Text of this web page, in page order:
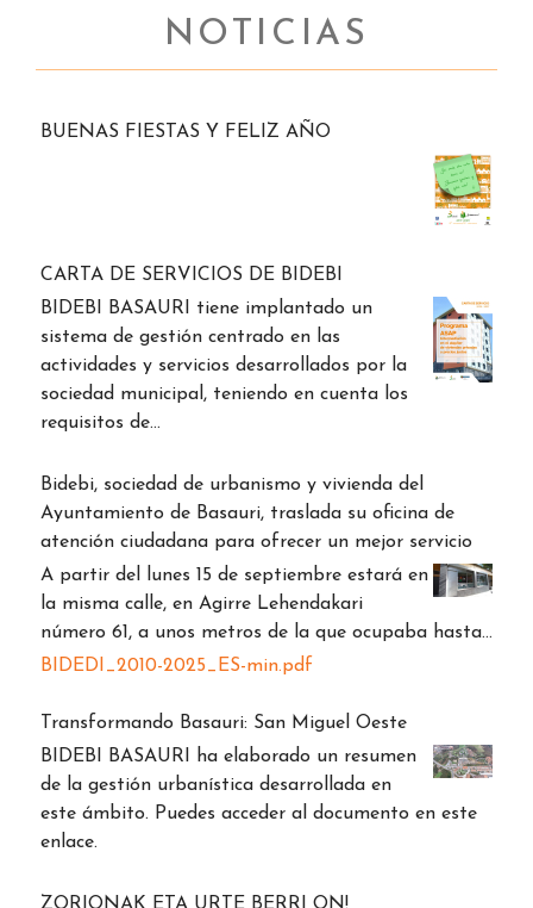
NOTICIAS
BUENAS FIESTAS Y FELIZ AÑO
CARTA DE SERVICIOS DE BIDEBI
BIDEBI BASAURI tiene implantado un
sistema de gestión centrado en las
actividades y servicios desarrollados por la
sociedad municipal, teniendo en cuenta los
requisitos de…
Bidebi, sociedad de urbanismo y vivienda del
Ayuntamiento de Basauri, traslada su oficina de
atención ciudadana para ofrecer un mejor servicio
A partir del lunes 15 de septiembre estará en
la misma calle, en Agirre Lehendakari
número 61, a unos metros de la que ocupaba hasta…
BIDEDI_2010-2025_ES-min.pdf
Transformando Basauri: San Miguel Oeste
BIDEBI BASAURI ha elaborado un resumen
de la gestión urbanística desarrollada en
este ámbito. Puedes acceder al documento en este
enlace.